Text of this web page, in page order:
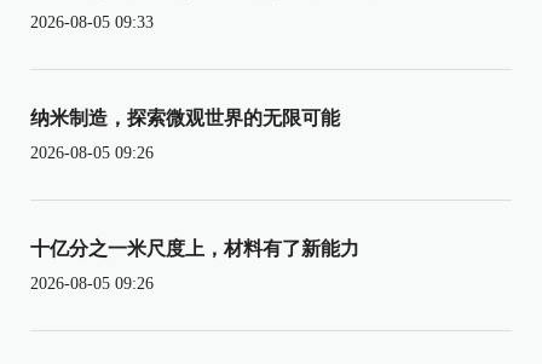
2026-08-05 09:33
纳米制造，探索微观世界的无限可能
2026-08-05 09:26
十亿分之一米尺度上，材料有了新能力
2026-08-05 09:26